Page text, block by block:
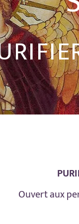
Ouvert aux